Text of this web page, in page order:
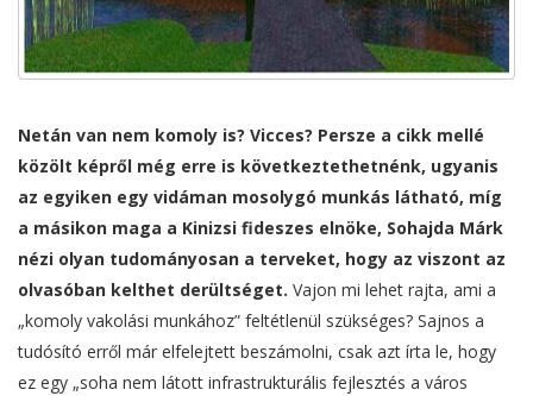
Netán van nem komoly is? Vicces? Persze a cikk mellé
közölt képről még erre is következtethetnénk, ugyanis
az egyiken egy vidáman mosolygó munkás látható, míg
a másikon maga a Kinizsi fideszes elnöke, Sohajda Márk
nézi olyan tudományosan a terveket, hogy az viszont az
olvasóban kelthet derültséget. Vajon mi lehet rajta, ami a
„komoly vakolási munkához” feltétlenül szükséges? Sajnos a
tudósító erről már elfelejtett beszámolni, csak azt írta le, hogy
ez egy „soha nem látott infrastrukturális fejlesztés a város